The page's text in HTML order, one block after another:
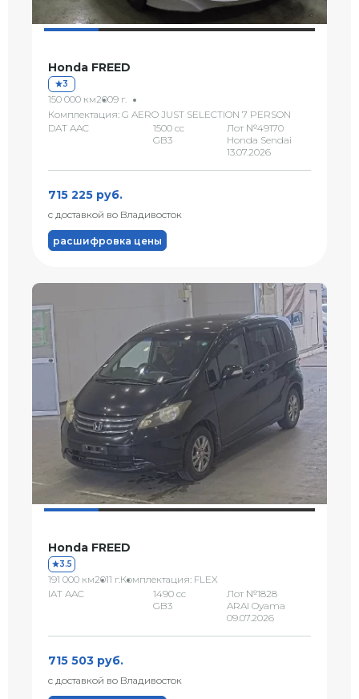
Honda FREED
3
150 000 км2009 г.
Комплектация: G AERO JUST SELECTION 7 PERSON
DAT AAC
1500 сс
GB3
Лот №49170
Honda Sendai
13.07.2026
715 225 руб.
с доставкой во Владивосток
расшифровка цены
Honda FREED
3.5
191 000 км2011 г.Комплектация: FLEX
IAT AAC
1490 сс
GB3
Лот №1828
ARAI Oyama
09.07.2026
715 503 руб.
с доставкой во Владивосток